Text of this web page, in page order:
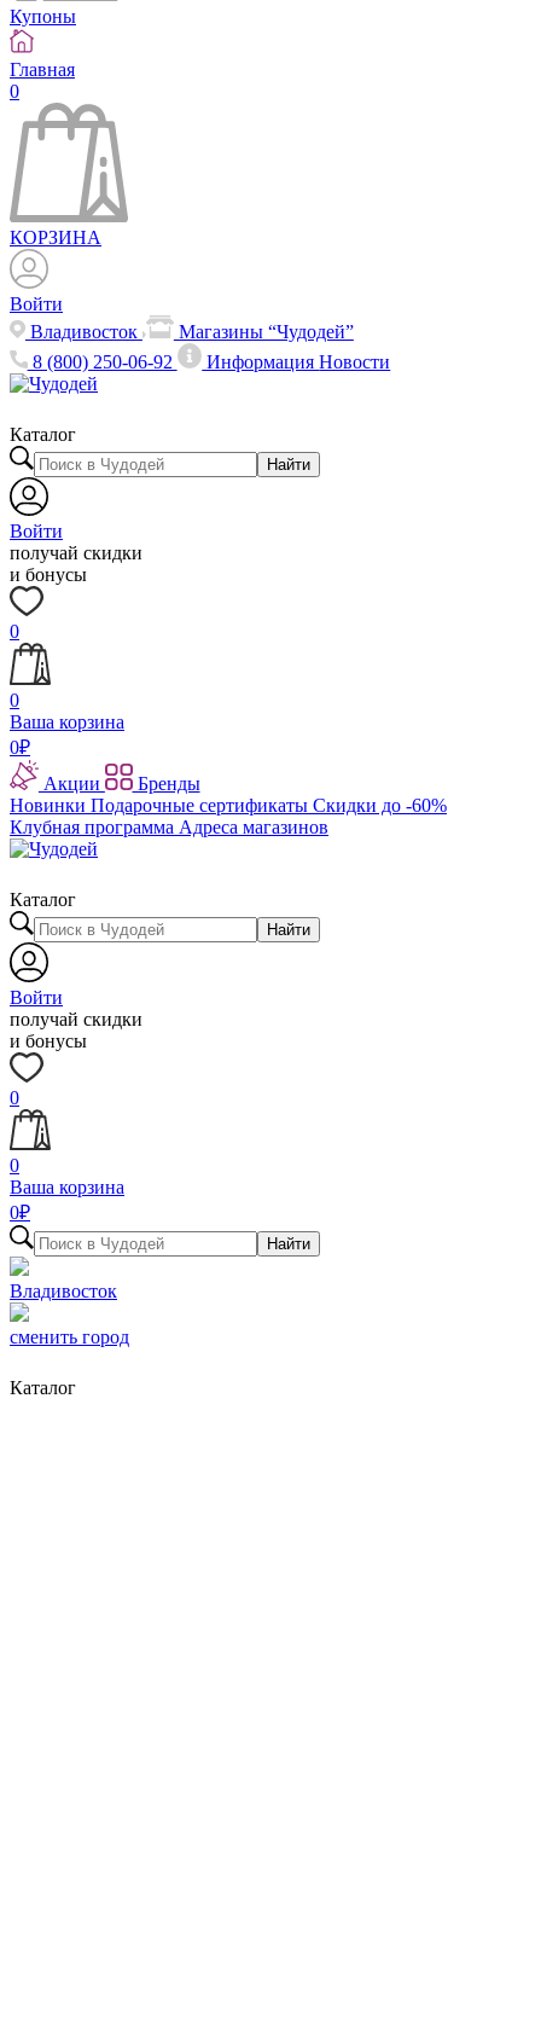
Купоны
Главная
0
КОРЗИНА
Войти
Владивосток
Магазины “Чудодей”
8 (800) 250-06-92
ИнформацияНовости
Каталог
Найти
Войти
получай скидки
и бонусы
0
0
Ваша корзина
0₽
Акции
Бренды
Новинки Подарочные сертификаты Скидки до -60%
Клубная программа Адреса магазинов
Каталог
Найти
Войти
получай скидки
и бонусы
0
0
Ваша корзина
0₽
Найти
Владивосток
сменить город
Каталог